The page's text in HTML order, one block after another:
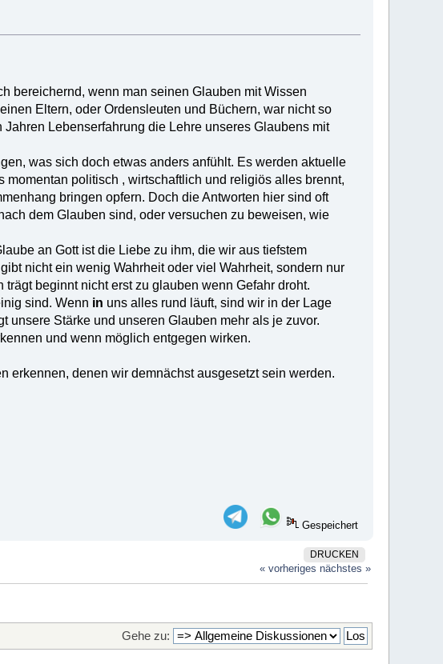
bereichernd, wenn man seinen Glauben mit Wissen
Eltern, oder Ordensleuten und Büchern, war nicht so
Lebenserfahrung die Lehre unseres Glaubens mit
was sich doch etwas anders anfühlt. Es werden aktuelle
politisch , wirtschaftlich und religiös alles brennt,
bringen opfern. Doch die Antworten hier sind oft
dem Glauben sind, oder versuchen zu beweisen, wie
an Gott ist die Liebe zu ihm, die wir aus tiefstem
nicht ein wenig Wahrheit oder viel Wahrheit, sondern nur
beginnt nicht erst zu glauben wenn Gefahr droht.
sind. Wenn in uns alles rund läuft, sind wir in der Lage
unsere Stärke und unseren Glauben mehr als je zuvor.
und wenn möglich entgegen wirken.
erkennen, denen wir demnächst ausgesetzt sein werden.
Gespeichert
DRUCKEN
« vorheriges nächstes »
Gehe zu: